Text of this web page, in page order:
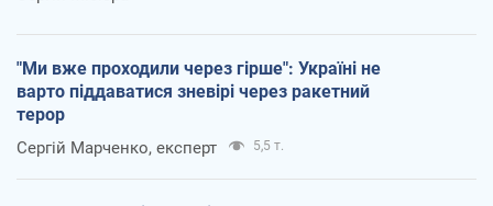
"Ми вже проходили через гірше": Україні не
варто піддаватися зневірі через ракетний
терор
Сергій Марченко, експерт 5,5 т.